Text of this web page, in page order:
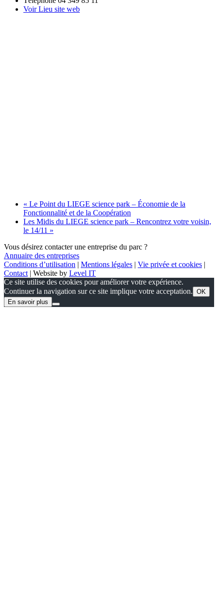
Voir Lieu site web
« Le Point du LIEGE science park – Économie de la
Fonctionnalité et de la Coopération
Les Midis du LIEGE science park – Rencontrez votre voisin,
le 14/11 »
Vous désirez contacter une entreprise du parc ?
Annuaire des entreprises
Conditions d’utilisation | Mentions légales | Vie privée et cookies |
Contact | Website by Level IT
Ce site utilise des cookies pour améliorer votre expérience.
Continuer la navigation sur ce site implique votre acceptation. OK
En savoir plus